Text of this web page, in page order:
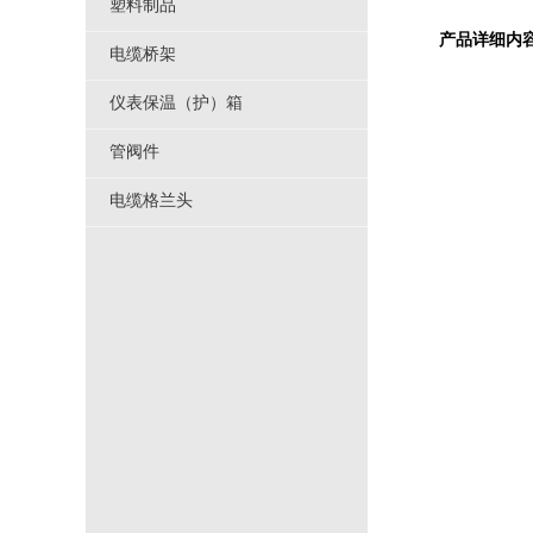
塑料制品
电缆桥架
仪表保温（护）箱
管阀件
电缆格兰头
产品详细内